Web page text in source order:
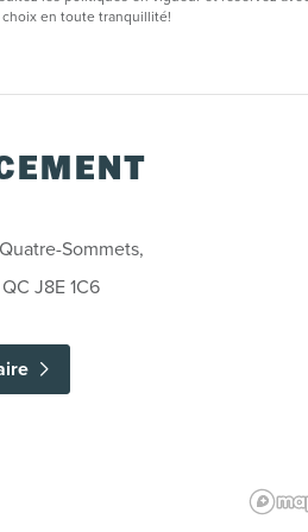
en toute tranquillité!
Sommets,
J8E 1C6